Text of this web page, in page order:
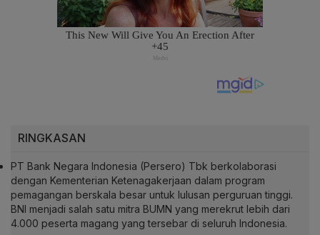
RINGKASAN
PT Bank Negara Indonesia (Persero) Tbk berkolaborasi
dengan Kementerian Ketenagakerjaan dalam program
pemagangan berskala besar untuk lulusan perguruan tinggi.
BNI menjadi salah satu mitra BUMN yang merekrut lebih dari
4.000 peserta magang yang tersebar di seluruh Indonesia.